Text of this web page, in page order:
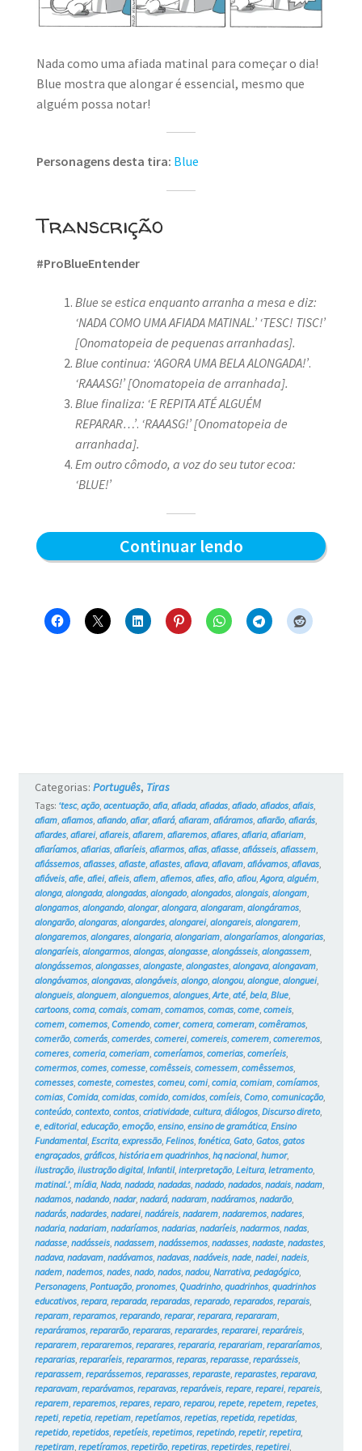
MINHA CONTA
CARRINHO
Search
for:
Nada como uma afiada matinal para começar o dia!
Blue mostra que alongar é essencial, mesmo que
alguém possa notar!
Personagens desta tira: Blue
Transcrição
#ProBlueEntender
Blue se estica enquanto arranha a mesa e diz:
‘NADA COMO UMA AFIADA MATINAL.’ ‘TESC! TISC!’
[Onomatopeia de pequenas arranhadas].
Blue continua: ‘AGORA UMA BELA ALONGADA!’.
‘RAAASG!’ [Onomatopeia de arranhada].
Blue finaliza: ‘E REPITA ATÉ ALGUÉM
REPARAR…’. ‘RAAASG!’ [Onomatopeia de
arranhada].
Em outro cômodo, a voz do seu tutor ecoa:
‘BLUE!’
Continuar lendoAfiada
Blue
Categorias: Português, Tiras
Tags: ‘tesc, ação, acentuação, afia, afiada, afiadas, afiado, afiados, afiais,
afiam, afiamos, afiando, afiar, afiará, afiaram, afiáramos, afiarão, afiarás,
afiardes, afiarei, afiareis, afiarem, afiaremos, afiares, afiaria, afiariam,
afiaríamos, afiarias, afiaríeis, afiarmos, afias, afiasse, afiásseis, afiassem,
afiássemos, afiasses, afiaste, afiastes, afiava, afiavam, afiávamos, afiavas,
afiáveis, afie, afiei, afieis, afiem, afiemos, afies, afio, afiou, Agora, alguém,
alonga, alongada, alongadas, alongado, alongados, alongais, alongam,
alongamos, alongando, alongar, alongara, alongaram, alongáramos,
alongarão, alongaras, alongardes, alongarei, alongareis, alongarem,
alongaremos, alongares, alongaria, alongariam, alongaríamos, alongarias,
alongaríeis, alongarmos, alongas, alongasse, alongásseis, alongassem,
alongássemos, alongasses, alongaste, alongastes, alongava, alongavam,
alongávamos, alongavas, alongáveis, alongo, alongou, alongue, alonguei,
alongueis, alonguem, alonguemos, alongues, Arte, até, bela, Blue,
cartoons, coma, comais, comam, comamos, comas, come, comeis,
comem, comemos, Comendo, comer, comera, comeram, comêramos,
comerão, comerás, comerdes, comerei, comereis, comerem, comeremos,
comeres, comeria, comeriam, comeríamos, comerias, comeríeis,
comermos, comes, comesse, comêsseis, comessem, comêssemos,
comesses, comeste, comestes, comeu, comi, comia, comiam, comíamos,
comias, Comida, comidas, comido, comidos, comíeis, Como, comunicação,
conteúdo, contexto, contos, criatividade, cultura, diálogos, Discurso direto,
e, editorial, educação, emoção, ensino, ensino de gramática, Ensino
Fundamental, Escrita, expressão, Felinos, fonética, Gato, Gatos, gatos
engraçados, gráficos, história em quadrinhos, hq nacional, humor,
ilustração, ilustração digital, Infantil, interpretação, Leitura, letramento,
matinal.’, mídia, Nada, nadada, nadadas, nadado, nadados, nadais, nadam,
nadamos, nadando, nadar, nadará, nadaram, nadáramos, nadarão,
nadarás, nadardes, nadarei, nadáreis, nadarem, nadaremos, nadares,
nadaria, nadariam, nadaríamos, nadarias, nadaríeis, nadarmos, nadas,
nadasse, nadásseis, nadassem, nadássemos, nadasses, nadaste, nadastes,
nadava, nadavam, nadávamos, nadavas, nadáveis, nade, nadei, nadeis,
nadem, nademos, nades, nado, nados, nadou, Narrativa, pedagógico,
Personagens, Pontuação, pronomes, Quadrinho, quadrinhos, quadrinhos
educativos, repara, reparada, reparadas, reparado, reparados, reparais,
reparam, reparamos, reparando, reparar, reparara, repararam,
reparáramos, repararão, repararas, reparardes, repararei, reparáreis,
repararem, repararemos, reparares, repararia, reparariam, repararíamos,
repararias, repararíeis, repararmos, reparas, reparasse, reparásseis,
reparassem, reparássemos, reparasses, reparaste, reparastes, reparava,
reparavam, reparávamos, reparavas, reparáveis, repare, reparei, repareis,
reparem, reparemos, repares, reparo, reparou, repete, repetem, repetes,
repeti, repetia, repetiam, repetíamos, repetias, repetida, repetidas,
repetido, repetidos, repetíeis, repetimos, repetindo, repetir, repetira,
repetiram, repetíramos, repetirão, repetiras, repetirdes, repetirei,